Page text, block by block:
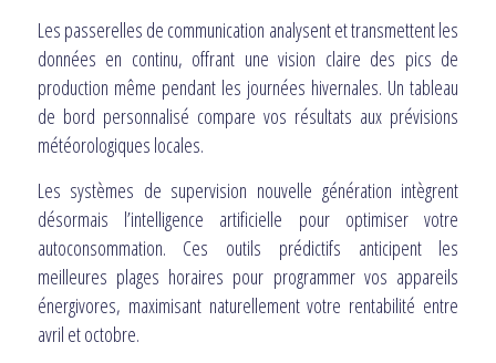
Les passerelles de communication analysent et transmettent les
données en continu, offrant une vision claire des pics de
production même pendant les journées hivernales. Un tableau
de bord personnalisé compare vos résultats aux prévisions
météorologiques locales.
Les systèmes de supervision nouvelle génération intègrent
désormais l’intelligence artificielle pour optimiser votre
autoconsommation. Ces outils prédictifs anticipent les
meilleures plages horaires pour programmer vos appareils
énergivores, maximisant naturellement votre rentabilité entre
avril et octobre.